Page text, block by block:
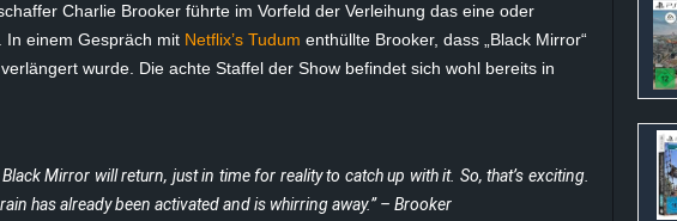
Charlie Brooker führte im Vorfeld der Verleihung das eine oder
einem Gespräch mit Netflix’s Tudum enthüllte Brooker, dass „Black Mirror“
wurde. Die achte Staffel der Show befindet sich wohl bereits in
Black Mirror will return, just in time for reality to catch up with it. So, that’s exciting.
has already been activated and is whirring away.” – Brooker